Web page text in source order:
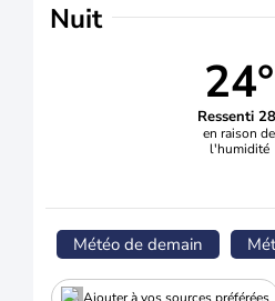
Nuit
24°
Ressenti
en raison de
l'humidité
Météo de demain
Ajouter à vos sources préférées